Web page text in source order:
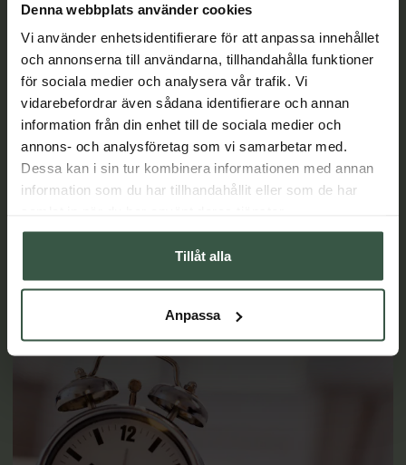
Denna webbplats använder cookies
Vi använder enhetsidentifierare för att anpassa innehållet
och annonserna till användarna, tillhandahålla funktioner
för sociala medier och analysera vår trafik. Vi
vidarebefordrar även sådana identifierare och annan
information från din enhet till de sociala medier och
annons- och analysföretag som vi samarbetar med.
Dessa kan i sin tur kombinera informationen med annan
information som du har tillhandahållit eller som de har
Tillåt alla
Anpassa
Artros: 4 tips för bättre livskvalitet
Leder som värker och känns stela kan bero på artros. I
Sverige uppskattas 7-800 000 personer vara drabbade. Med
en aktiv och hälsosam livsstil kan man främja och bibehålla
livskvaliteten – här är 4 tips.